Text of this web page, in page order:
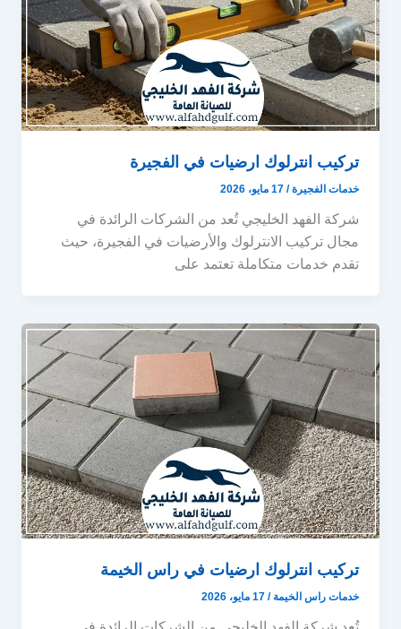
تركيب انترلوك ارضيات في الفجيرة
خدمات الفجيرة/17 مايو، 2026
شركة الفهد الخليجي تُعد من الشركات الرائدة في
مجال تركيب الانترلوك والأرضيات في الفجيرة، حيث
تقدم خدمات متكاملة تعتمد على
تركيب انترلوك ارضيات في راس الخيمة
خدمات راس الخيمة /17 مايو، 2026